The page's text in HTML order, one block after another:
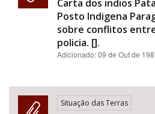
Carta dos indios
Posto Indigena
sobre conflitos
policia. [].
Adicionado:09 de Out de
Situação das Terras